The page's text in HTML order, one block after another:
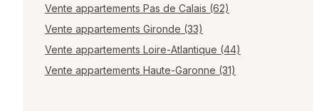
Vente appartements Pas de Calais (62)
Vente appartements Gironde (33)
Vente appartements Loire-Atlantique (44)
Vente appartements Haute-Garonne (31)